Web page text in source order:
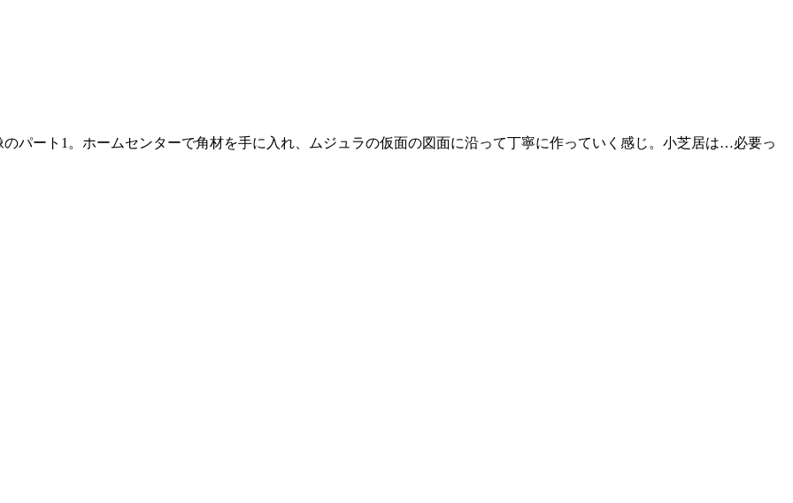
パート1。ホームセンターで角材を手に入れ、ムジュラの仮面の図面に沿って丁寧に作っていく感じ。小芝居は…必要っ